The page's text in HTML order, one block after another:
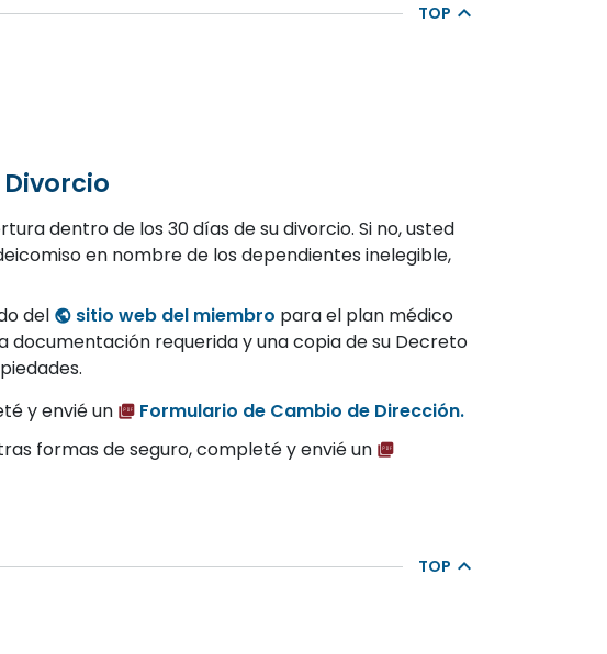
TOP
dentro de los 30 días de su divorcio. Si no, usted
en nombre de los dependientes inelegible,
del
sitio web del miembro para el plan médico
documentación requerida y una copia de su Decreto
y envié un
Formulario de Cambio de Dirección.
formas de seguro, completé y envié un
TOP